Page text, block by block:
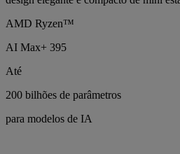
AMD Ryzen™
AI Max+ 395
Até
200 bilhões de parâmetros
para modelos de IA